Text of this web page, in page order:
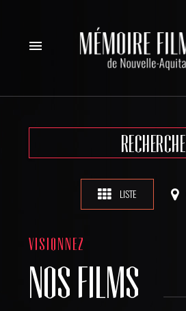
menu
RECHERCHE
LISTE
VISIONNEZ
NOS FILMS